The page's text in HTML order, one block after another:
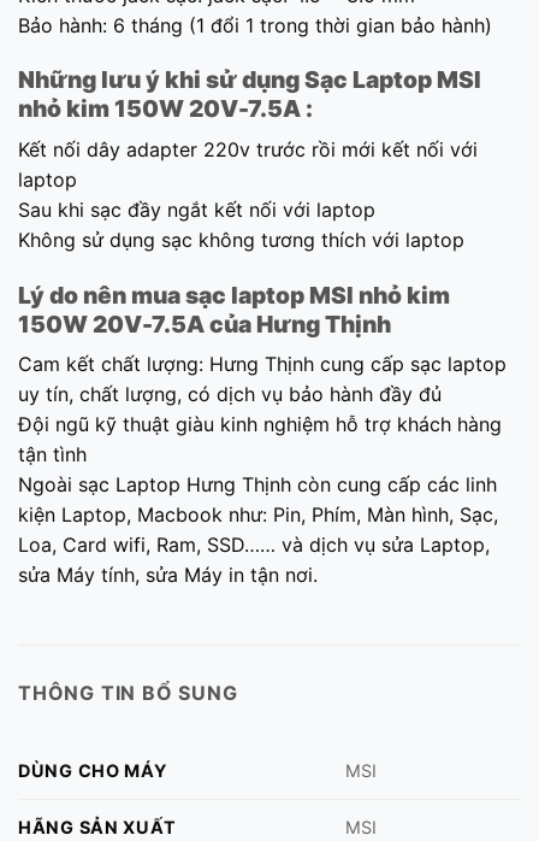
Bảo hành: 6 tháng (1 đổi 1 trong thời gian bảo hành)
Những lưu ý khi sử dụng Sạc Laptop MSI
nhỏ kim 150W 20V-7.5A :
Kết nối dây adapter 220v trước rồi mới kết nối với
laptop
Sau khi sạc đầy ngắt kết nối với laptop
Không sử dụng sạc không tương thích với laptop
Lý do nên mua sạc laptop MSI nhỏ kim
150W 20V-7.5Acủa Hưng Thịnh
Cam kết chất lượng: Hưng Thịnh cung cấp sạc laptop
uy tín, chất lượng, có dịch vụ bảo hành đầy đủ
Đội ngũ kỹ thuật giàu kinh nghiệm hỗ trợ khách hàng
tận tình
Ngoài sạc Laptop Hưng Thịnh còn cung cấp các linh
kiện Laptop, Macbook như: Pin, Phím, Màn hình, Sạc,
Loa, Card wifi, Ram, SSD…… và dịch vụ sửa Laptop,
sửa Máy tính, sửa Máy in tận nơi.
THÔNG TIN BỔ SUNG
DÙNG CHO MÁY MSI
HÃNG SẢN XUẤT MSI